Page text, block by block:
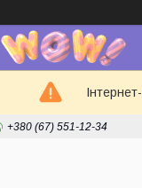
+380 (67) 551-12-34